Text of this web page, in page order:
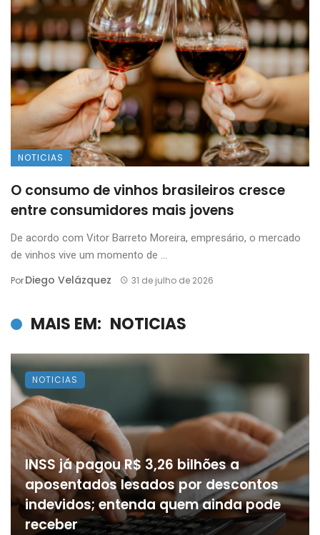
NOTICIAS
O consumo de vinhos brasileiros cresce
entre consumidores mais jovens
De acordo com Vitor Barreto Moreira, empresário, o mercado
de vinhos vive um momento de ...
PorDiego Velázquez 31 de julho de 2026
MAIS EM: NOTICIAS
INSS já pagou R$ 3,26 bilhões a
aposentados lesados por descontos
indevidos; entenda quem ainda pode
receber
NOTICIAS